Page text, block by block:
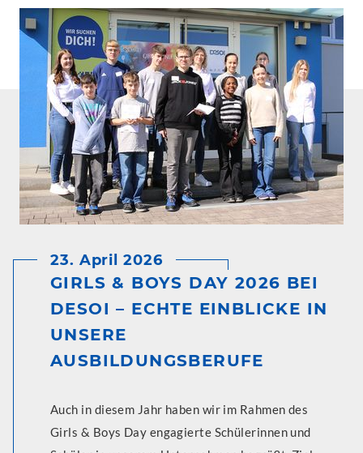
23. April 2026
GIRLS & BOYS DAY 2026 BEI
DESOI – ECHTE EINBLICKE IN
UNSERE
AUSBILDUNGSBERUFE
Auch in diesem Jahr haben wir im Rahmen des
Girls & Boys Day engagierte Schülerinnen und